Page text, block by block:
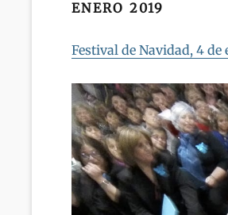
ENERO 2019
Festival de Navidad, 4